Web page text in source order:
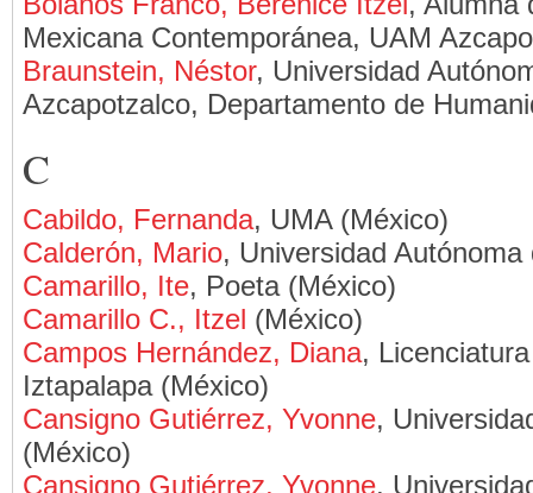
Mexicana Contemporánea, UAM
Braunstein, Néstor, Universidad
Azcapotzalco, Departamento de
C
Cabildo, Fernanda, UMA (México)
Calderón, Mario, Universidad
Camarillo, Ite, Poeta (México)
Camarillo C., Itzel (México)
Campos Hernández, Diana,
Iztapalapa (México)
Cansigno Gutiérrez, Yvonne,
(México)
Cansigno Gutiérrez, Yvonne,